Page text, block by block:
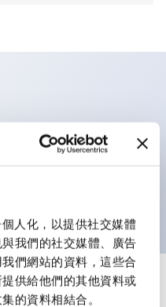
人化，以提供社交媒體
我們的社交媒體、廣告
們網站的資料，這些合
供給他們的其他資料或
的資料相結合。
子鎖結構